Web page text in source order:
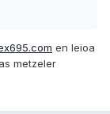
en leioa
metzeler